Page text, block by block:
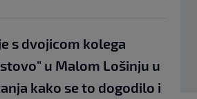
s dvojicom kolega
u Malom Lošinju u
kako se to dogodilo i